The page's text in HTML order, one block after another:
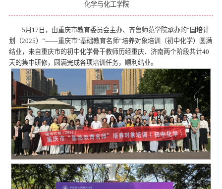
化学与化工学院
5月17日，由重庆市教育委员会主办、齐鲁师范学院承办的“国培计
划（2025）”——重庆市“基础教育名师”培养对象培训（初中化学）圆满
结业，来自重庆市的初中化学骨干教师历经重庆、济南两个阶段共计40
天的集中研修，圆满完成各项培训任务，顺利结业。